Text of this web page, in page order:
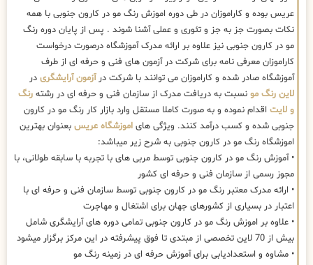
عریس بوده و کاراموزان در طی دوره اموزش رنگ مو در کارون جنوبی با همه
نکات بصورت جز به جز و تئوری و عملی آشنا شوند . پس از پایان دوره رنگ
مو در کارون جنوبی نیز علاوه بر ارائه مدرک آموزشگاه درصورت درخواست
کاراموزان معرفی نامه برای شرکت در آزمون های فنی و حرفه ای از طرف
آموزشگاه صادر شده و کاراموزان می توانند با شرکت درآزمون آرایشگری در
لاین رنگ مو نسبت به دریافت مدرک از سازمان فنی و حرفه ای در رشته رنگ
و لایت اقدام نموده و به صورت کاملا مستقل وارد بازار کار رنگ مو در کارون
جنوبی شده و کسب درآمد کنند. ویژگی های اموزشگاه عریس بعنوان بهترین
اموزشگاه رنگ مو در کارون جنوبی به شرح زیر میباشد:
• آموزش رنگ مو در کارون جنوبی توسط مربی های با تجربه با سابقه طولانی، با
مجوز رسمی از سازمان فنی و حرفه ای کشور
• ارائه مدرک معتبر رنگ مو در کارون جنوبی توسط سازمان فنی و حرفه ای با
اعتبار در بسیاری از کشورهای جهان برای اشتغال و مهاجرت
• علاوه بر اموزش رنگ مو در کارون جنوبی تمامی دوره های آرایشگری شامل
بیش از 70 لاین تخصصی از مبتدی تا فوق پیشرفته در این مرکز برگزار میشود
• مشاوه و استعدادیابی برای آموزش حرفه ای در زمینه رنگ مو